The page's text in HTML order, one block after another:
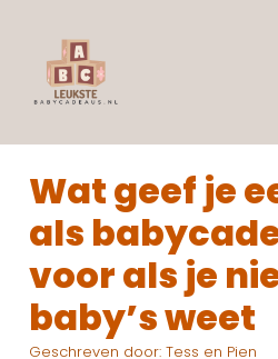
inhoud
Wat geef je
als
voor als je
baby’s weet
Geschreven door: Tess en Pien
e